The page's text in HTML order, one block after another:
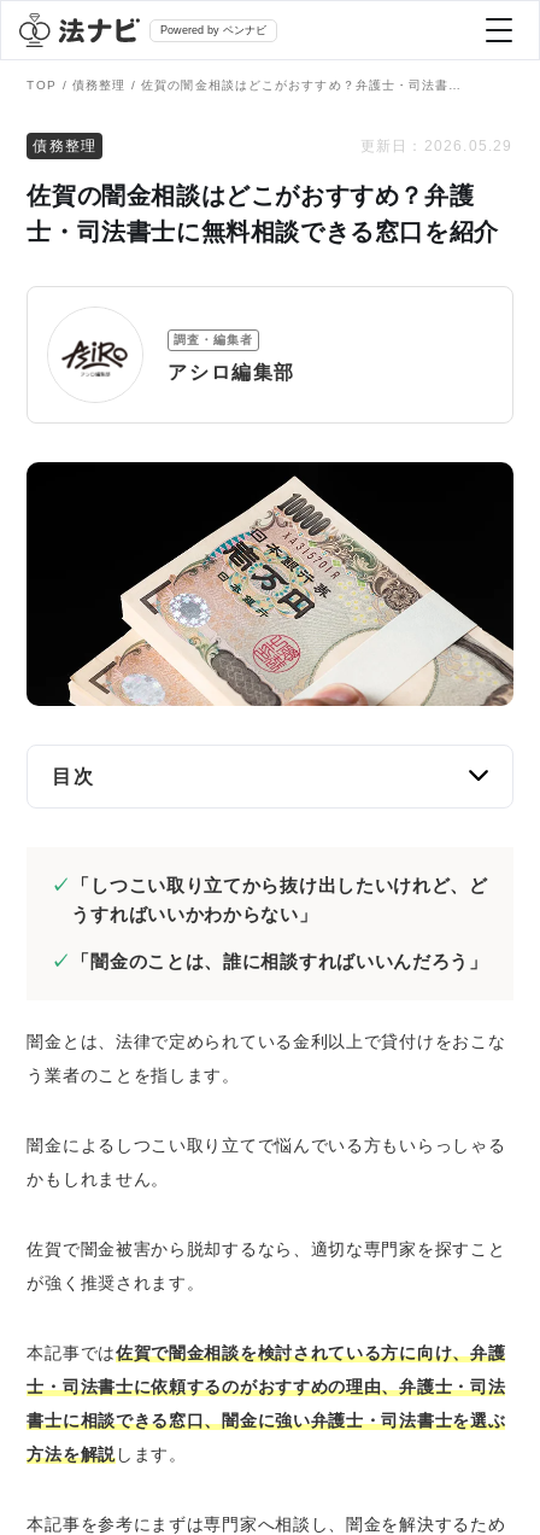
Powered by ベンナビ
全て
刑事事件
債務整理
遺産相続
労働問題
債権回収
IT・ネット
資金調達
弁護士を探す
AI Search Premium
掲載をご検討の弁護士の方へ
TOP 債務整理
債務整理 更新日： 2026.05.29
佐賀の闇金相談はどこがおすすめ？弁護
士・司法書士に無料相談できる窓口を紹介
調査・編集者
アシロ編集部
目次
佐賀で闇金の相談をするなら弁護士・司法書
士のどっちに依頼すべき？
闇金に注力している弁護士・司法書士事務所
を選ぶ
無料相談を実施している弁護士・司法書士事
務所を選ぶ
口コミや評判が良いか確認する
佐賀で闇金について弁護士・司法書士に相談で
ベンナビ債務整理｜初回相談無料・電話相談
OKの弁護士が見つかる
法テラス
佐賀県弁護士会
「しつこい取り立てから抜け出したいけれど、ど
うすればいいかわからない」
「闇金のことは、誰に相談すればいいんだろう」
闇金とは、法律で定められている金利以上で貸付けをおこな
う業者のことを指します。
闇金によるしつこい取り立てで悩んでいる方もいらっしゃる
かもしれません。
佐賀で闇金被害から脱却するなら、適切な専門家を探すこと
が強く推奨されます。
本記事では佐賀で闇金相談を検討されている方に向け、弁護
士・司法書士に依頼するのがおすすめの理由、弁護士・司法
書士に相談できる窓口、闇金に強い弁護士・司法書士を選ぶ
方法を解説します。
本記事を参考にまずは専門家へ相談し、闇金を解決するため